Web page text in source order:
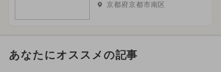
京都府京都市南区
あなたにオススメの記事